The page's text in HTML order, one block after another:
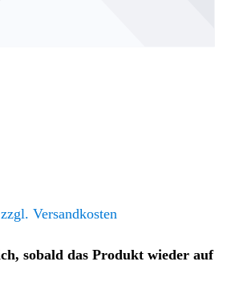
Versandkosten
sobald das Produkt wieder auf